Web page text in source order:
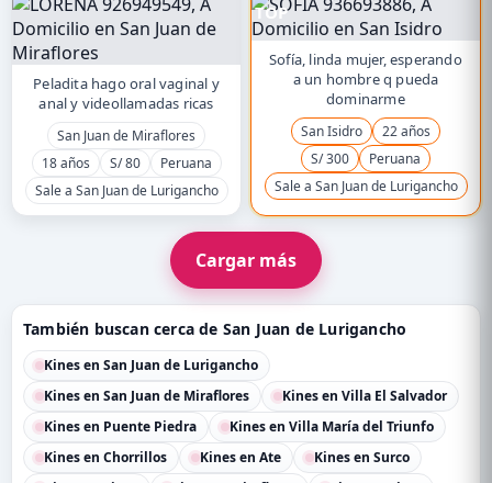
Peladita hago oral vaginal y
anal y videollamadas ricas
San Juan de Miraflores
18 años
S/ 80
Peruana
Sale a San Juan de Lurigancho
TOP
Sofía, linda mujer, esperando
a un hombre q pueda
dominarme
San Isidro
22 años
S/ 300
Peruana
Sale a San Juan de Lurigancho
Cargar más
También buscan cerca de San Juan de Lurigancho
Kines en San Juan de Lurigancho
Kines en San Juan de Miraflores
Kines en Villa El Salvador
Kines en Puente Piedra
Kines en Villa María del Triunfo
Kines en Chorrillos
Kines en Ate
Kines en Surco